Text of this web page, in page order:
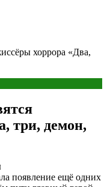
хоррора «Два,
три, демон,
появление ещё одних